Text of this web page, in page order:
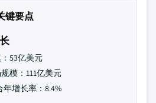
键要点
53亿美元
模：111亿美元
年增长率：8.4%